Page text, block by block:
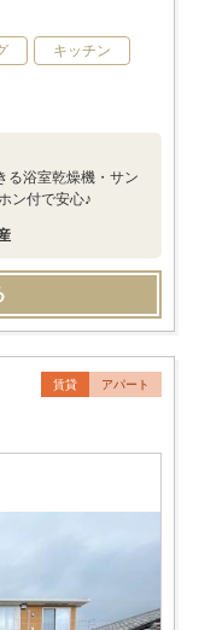
キッチン
る浴室乾燥機・サン
ン付で安心♪
賃貸 アパート